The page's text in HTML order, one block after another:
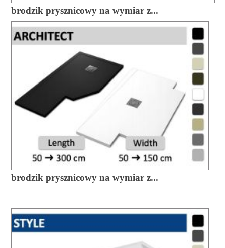
brodzik prysznicowy na wymiar z...
brodzik prysznicowy na wymiar z...